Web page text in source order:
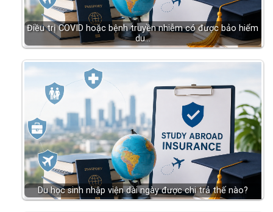
Điều trị COVID hoặc bệnh truyền nhiễm có được bảo hiểm
du…
Du học sinh nhập viện dài ngày được chi trả thế nào?